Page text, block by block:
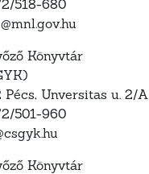
518-680
Könyvtár
Pécs, Unversitas u. 2/A
501-960
Könyvtár